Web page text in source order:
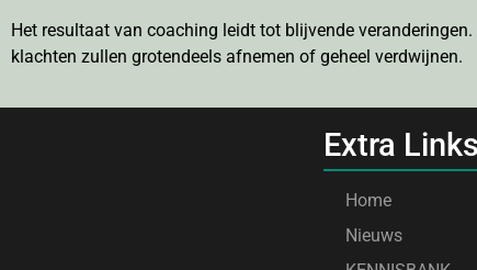
Het resultaat van coaching leidt tot blijvende
klachten zullen grotendeels afnemen of geheel verdwijnen.
Extra Links
Home
Nieuws